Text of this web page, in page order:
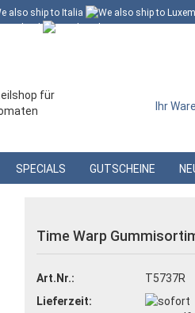
Ihr
SPECIALS GUTSCHEINE
Time Warp
Art.Nr.:
T5737R
Lieferzeit: